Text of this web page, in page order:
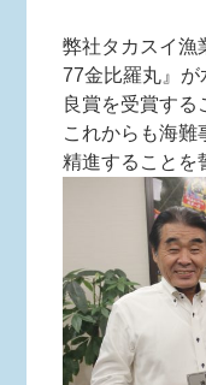
弊社タカスイ漁
77金比羅丸』
良賞を受賞する
これからも海難
精進することを